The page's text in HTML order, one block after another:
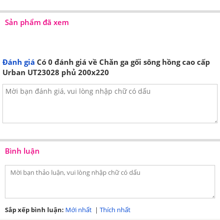
Vải bền chắc, dày dặn, không bị xù lông, co nhăn
hay bai dão trong quá trình sử dụng.
nhau.
Thiết kế đa dạng kích thước 160x200cm,
180x200cm, 200x220cm phù hợp với nhiều cỡ
Sản phẩm đã xem
Đánh giá Có 0 đánh giá về Chăn ga gối sông hồng cao cấp
Urban UT23028 phủ 200x220
Bình luận
Sắp xếp bình luận: Mới nhất | Thích nhất